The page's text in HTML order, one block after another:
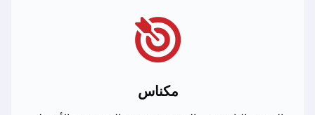
مكناس